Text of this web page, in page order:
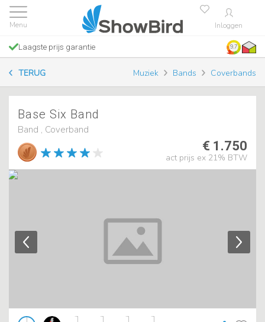
Inloggen
Laagste prijs garantie 9.7
TERUG Muziek Bands Coverbands
Base Six Band
Band , Coverband
€ 1.750
act prijs ex 21% BTW